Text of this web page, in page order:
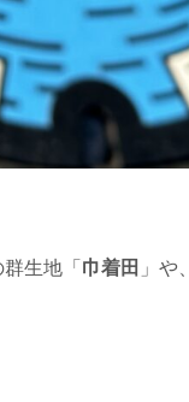
生地「 巾着田 」や、